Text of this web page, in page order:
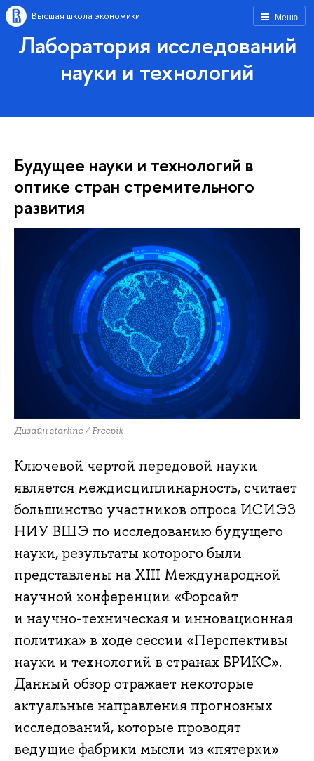
Меню
Высшая школа экономики
Лаборатория исследований
науки и технологий
Будущее науки и технологий в
оптике стран стремительного
развития
Дизайн starline / Freepik
Ключевой чертой передовой науки
является междисциплинарность, считает
большинство участников опроса ИСИЭЗ
НИУ ВШЭ по исследованию будущего
науки, результаты которого были
представлены на XIII Международной
научной конференции «Форсайт
и научно-техническая и инновационная
политика» в ходе сессии «Перспективы
науки и технологий в странах БРИКС».
Данный обзор отражает некоторые
актуальные направления прогнозных
исследований, которые проводят
ведущие фабрики мысли из «пятерки»